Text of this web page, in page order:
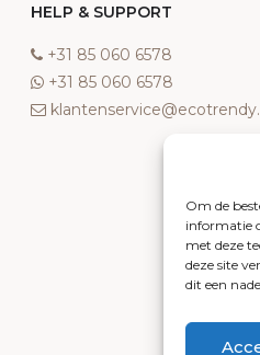
Om de
informatie
met deze
deze site
dit een
HELP & SUPPORT
‎+31 85 060 6578
‎+31 85 060 6578